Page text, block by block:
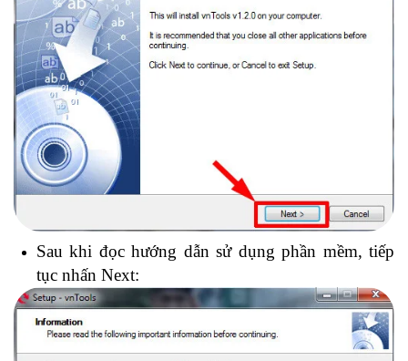
Sau khi đọc hướng dẫn sử dụng phần mềm, tiếp
tục nhấn Next: